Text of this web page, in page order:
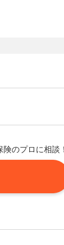
険のプロに相談